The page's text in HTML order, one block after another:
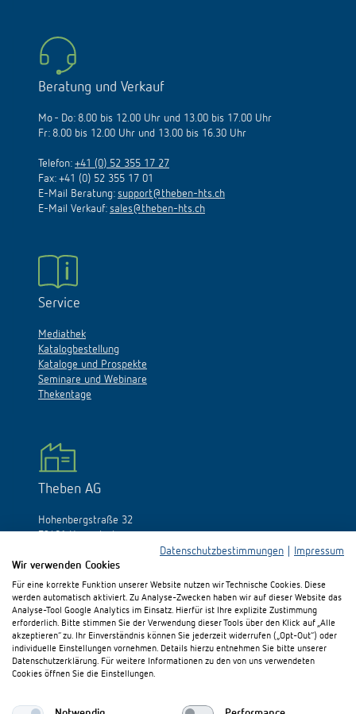
Beratung und Verkauf
Mo - Do: 8.00 bis 12.00 Uhr und 13.00 bis 17.00 Uhr
Fr: 8.00 bis 12.00 Uhr und 13.00 bis 16.30 Uhr
Telefon: +41 (0) 52 355 17 27
Fax: +41 (0) 52 355 17 01
E-Mail Beratung: support@theben-hts.ch
E-Mail Verkauf: sales@theben-hts.ch
Service
Mediathek
Katalogbestellung
Kataloge und Prospekte
Seminare und Webinare
Thekentage
Theben AG
Hohenbergstraße 32
Fax: +49 (0)74 74/692-150
E-Mail:info@theben.de
Besuchen Sie uns auf:
Datenschutzbestimmungen
Impressum
Wir verwenden Cookies
Für eine korrekte Funktion unserer Website nutzen wir Technische Cookies. Diese
werden automatisch aktiviert. Zu Analyse-Zwecken haben wir auf dieser Website das
Analyse-Tool Google Analytics im Einsatz. Hierfür ist Ihre explizite Zustimmung
erforderlich. Bitte stimmen Sie der Verwendung dieser Tools über den Klick auf „Alle
akzeptieren“ zu. Ihr Einverständnis können Sie jederzeit widerrufen („Opt-Out“) oder
individuelle Einstellungen vornehmen. Details hierzu entnehmen Sie bitte unserer
Datenschutzerklärung. Für weitere Informationen zu den von uns verwendeten
Cookies öffnen Sie die Einstellungen.